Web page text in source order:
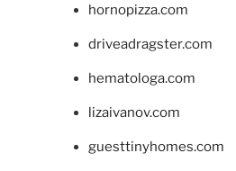
hornopizza.com
driveadragster.com
hematologa.com
lizaivanov.com
guesttinyhomes.com